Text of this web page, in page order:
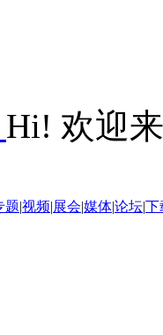
Hi! 欢迎
题|视频|展会|媒体|论坛|下